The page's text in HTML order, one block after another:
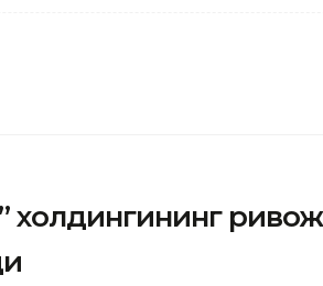
холдингининг